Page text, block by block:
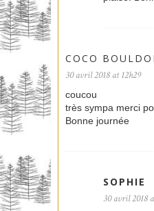
COCO
30 avril 2018 at 12h29
coucou
très sympa merci
Bonne journée
SOPHIE
30 avril 2018